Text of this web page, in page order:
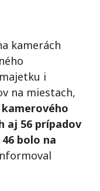
kamerách
i
na miestach,
aj 56 prípadov
bolo na